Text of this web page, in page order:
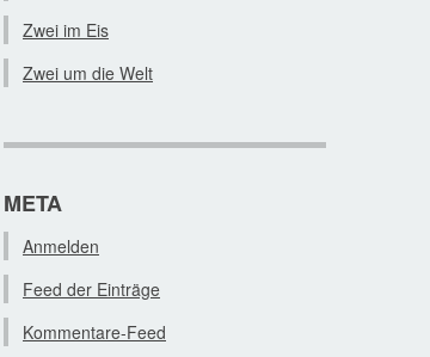
Zwei im Eis
Zwei um die Welt
META
Anmelden
Feed der Einträge
Kommentare-Feed